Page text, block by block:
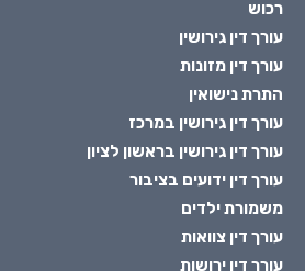
רכוש
עורך דין גירושין
עורך דין מזונות
התרת נישואין
עורך דין גירושין במרכז
עורך דין גירושין בראשון לציון
עורך דין ידועים בציבור
משמורת ילדים
עורך דין צוואות
עורך דין ירושות